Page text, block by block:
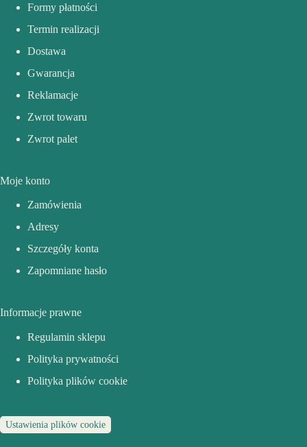
Formy płatności
Termin realizacji
Dostawa
Gwarancja
Reklamacje
Zwrot towaru
Zwrot palet
Moje konto
Zamówienia
Adresy
Szczegóły konta
Zapomniane hasło
Informacje prawne
Regulamin sklepu
Polityka prywatności
Polityka plików cookie
Ustawienia plików cookie